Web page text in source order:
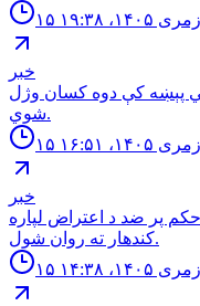
۱۵ زمری ۱۴۰۵، ۱۹:۳۸
خبر
پېښه کې دوه کسان وژل
شوي.
۱۵ زمری ۱۴۰۵، ۱۶:۵۱
خبر
پر ضد د اعتراض لپاره
کندهار ته روان شول.
۱۵ زمری ۱۴۰۵، ۱۴:۳۸